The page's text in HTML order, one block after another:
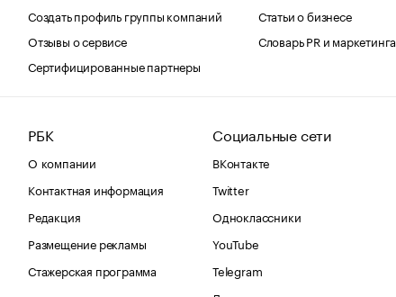
Создать профиль группы компаний
Отзывы о сервисе
Сертифицированные партнеры
Статьи о бизнесе
Словарь PR и маркетинга
РБК
О компании
Контактная информация
Редакция
Размещение рекламы
Стажерская программа
Социальные сети
ВКонтакте
Twitter
Одноклассники
YouTube
Telegram